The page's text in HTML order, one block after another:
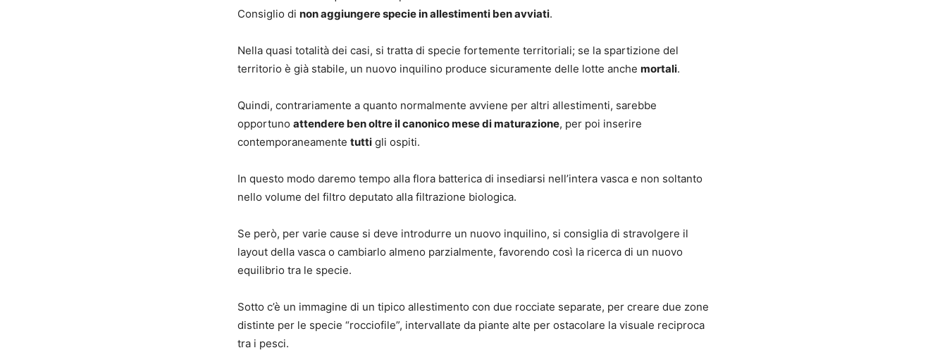
Consiglio di non aggiungere specie in allestimenti ben avviati.
Nella quasi totalità dei casi, si tratta di specie fortemente territoriali; se la spartizione del
territorio è già stabile, un nuovo inquilino produce sicuramente delle lotte anche mortali.
Quindi, contrariamente a quanto normalmente avviene per altri allestimenti, sarebbe
opportuno attendere ben oltre il canonico mese di maturazione, per poi inserire
contemporaneamente tutti gli ospiti.
In questo modo daremo tempo alla flora batterica di insediarsi nell’intera vasca e non soltanto
nello volume del filtro deputato alla filtrazione biologica.
Se però, per varie cause si deve introdurre un nuovo inquilino, si consiglia di stravolgere il
layout della vasca o cambiarlo almeno parzialmente, favorendo così la ricerca di un nuovo
equilibrio tra le specie.
Sotto c’è un immagine di un tipico allestimento con due rocciate separate, per creare due zone
distinte per le specie “rocciofile”, intervallate da piante alte per ostacolare la visuale reciproca
tra i pesci.